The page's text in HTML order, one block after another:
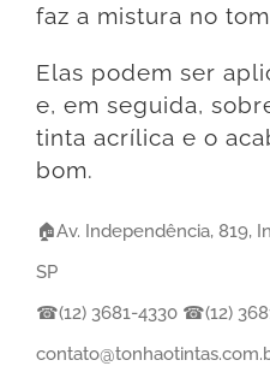
faz a mistura no
Elas podem ser
e, em seguida,
tinta acrílica e o
bom.
🏠Av. Independência, 819,
SP
☎(12) 3681-4330 ☎(12)